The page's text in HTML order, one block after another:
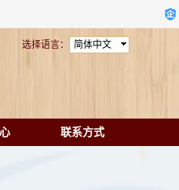
简体中文
选择语言：
联系方式